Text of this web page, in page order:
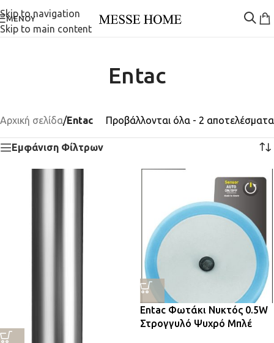
Skip to navigation
Skip to main content
ΜΕΝΟΎ
Entac
Αρχική σελίδα/Entac Προβάλλονται όλα - 2 αποτελέσματα
Εμφάνιση Φίλτρων
Entac Φωτάκι Νυκτός 0.5W
Στρογγυλό Ψυχρό Μπλέ